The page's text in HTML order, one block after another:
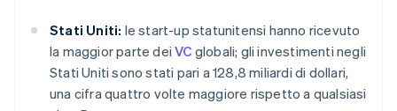
Stati Uniti: le start-up statunitensi hanno ricevuto
la maggior parte deiVC globali; gli investimenti negli
Stati Uniti sono stati pari a 128,8 miliardi di dollari,
una cifra quattro volte maggiore rispetto a qualsiasi